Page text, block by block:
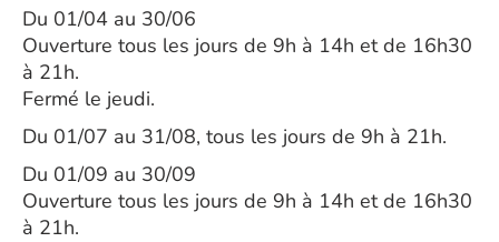
Du 01/04 au 30/06
Ouverture tous les jours de 9h à 14h et de 16h30
à 21h.
Fermé le jeudi.
Du 01/07 au 31/08, tous les jours de 9h à 21h.
Du 01/09 au 30/09
Ouverture tous les jours de 9h à 14h et de 16h30
à 21h.